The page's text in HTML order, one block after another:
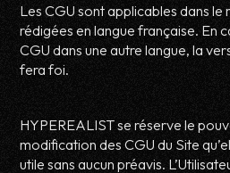
Les CGU sont applicables dans
rédigées en langue française. En
CGU dans une autre langue, la
fera foi.
HYPEREALIST se réserve le
modification des CGU du Site
utile sans aucun préavis.